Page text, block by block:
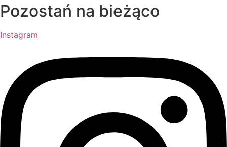
Pozostań na bieżąco
Instagram